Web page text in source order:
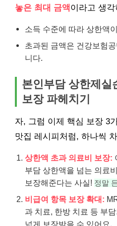
놓은 최대 금액이라고 생
소득 수준에 따라 상한액
초과된 금액은 건강보험
니다.
본인부담 상한제실
보장 파헤치기
자, 그럼 이제 핵심 보장 3
맛집 레시피처럼, 하나씩
상한액 초과 의료비 보장:
부담 상한액을 넘는 의료
보장해준다는 사실! 정말
비급여 항목 보장 확대:
과 치료, 한방 치료 등 부
넓게 보장받을 수 있어요.